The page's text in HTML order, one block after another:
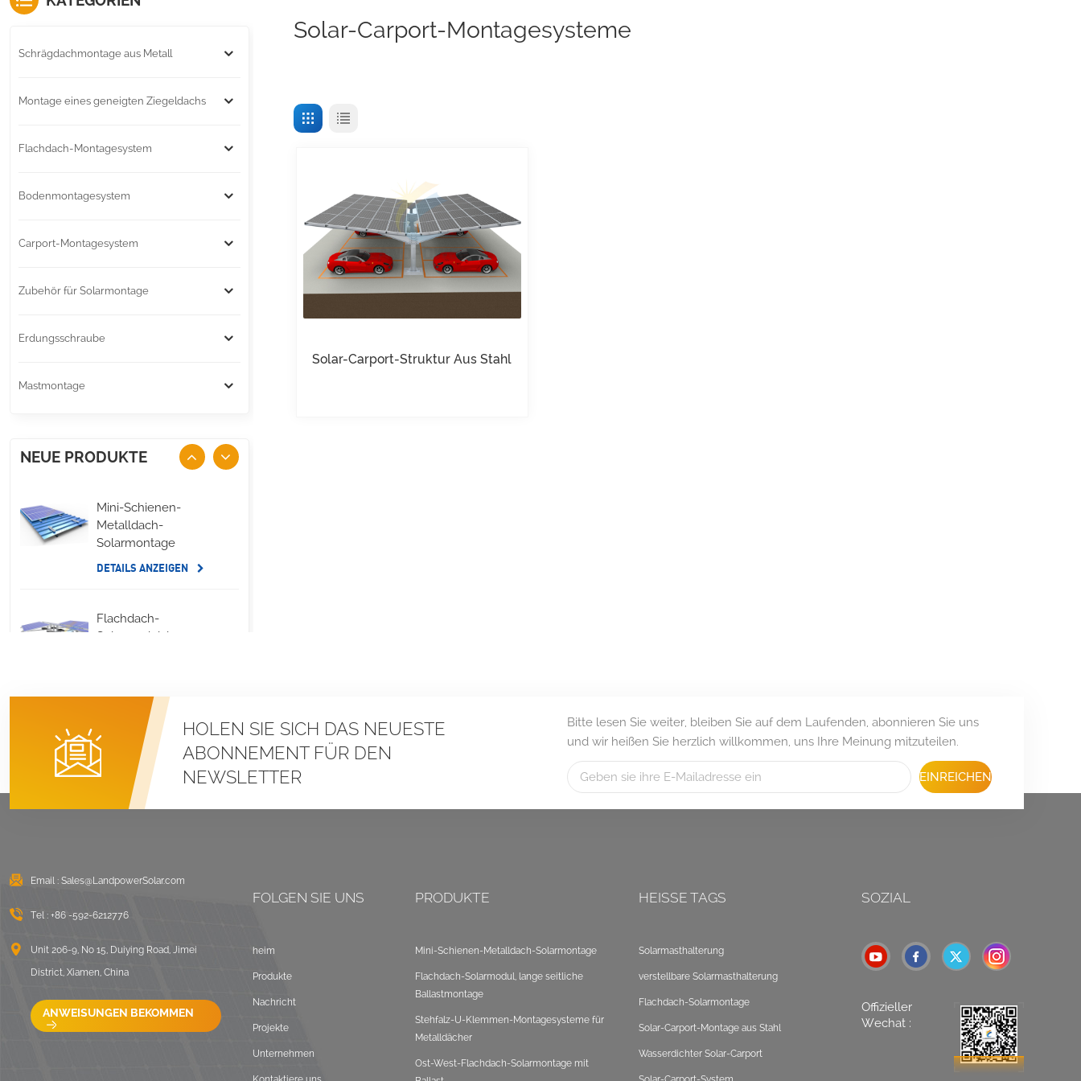
Solar-Carport-Montagesysteme
Solar-Carport-Struktur Aus Stahl
Schrägdachmontage aus Metall
Montage eines geneigten Ziegeldachs
Flachdach-Montagesystem
Bodenmontagesystem
Carport-Montagesystem
Zubehör für Solarmontage
Erdungsschraube
Mastmontage
NEUE PRODUKTE
Mini-Schienen-
Metalldach-
Solarmontage
DETAILS ANZEIGEN
Flachdach-
Solarmodul, lange
Stehfalz-U-Klemmen-
Montagesysteme für
Metalldächer
DETAILS ANZEIGEN
Ballast
LongRail-
Montagesysteme für
DETAILS ANZEIGEN
HOLEN SIE SICH DAS NEUESTE
ABONNEMENT FÜR DEN
NEWSLETTER
Bitte lesen Sie weiter, bleiben Sie auf dem Laufenden, abonnieren Sie uns
und wir heißen Sie herzlich willkommen, uns Ihre Meinung mitzuteilen.
EINREICHEN
Email : Sales@LandpowerSolar.com
Tel : +86 -592-6212776
Unit 206-9, No 15, Duiying Road, Jimei
District, Xiamen, China
ANWEISUNGEN BEKOMMEN
FOLGEN SIE UNS
heim
Produkte
Nachricht
Projekte
Unternehmen
PRODUKTE
Mini-Schienen-Metalldach-Solarmontage
Flachdach-Solarmodul, lange seitliche
Ballastmontage
Stehfalz-U-Klemmen-Montagesysteme für
Metalldächer
Ost-West-Flachdach-Solarmontage mit
HEISSE TAGS
Solarmasthalterung
verstellbare Solarmasthalterung
Flachdach-Solarmontage
Solar-Carport-Montage aus Stahl
Wasserdichter Solar-Carport
SOZIAL
Offizieller
Wechat :